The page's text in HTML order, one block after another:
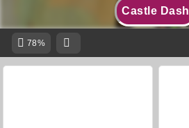
Castle Dash
78%